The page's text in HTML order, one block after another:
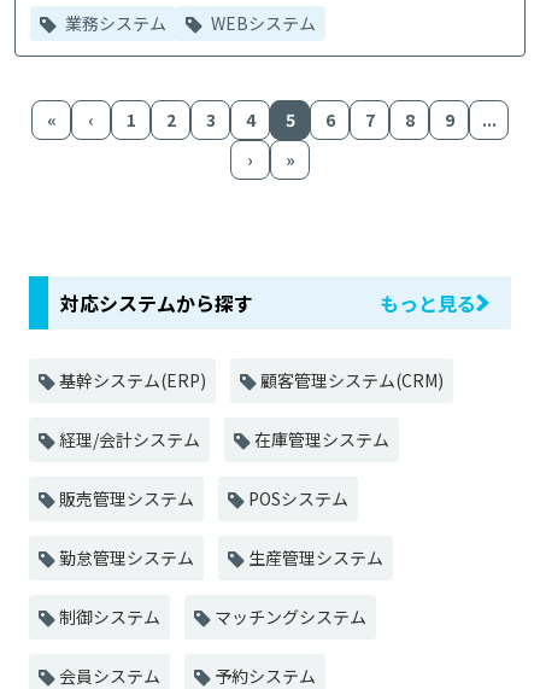
業務システム WEBシステム
« ‹ 1 2 3 4 5 6 7 8 9
...
›
»
対応システムから探す もっと見る
基幹システム(ERP) 顧客管理システム(CRM)
経理/会計システム 在庫管理システム
販売管理システム POSシステム
勤怠管理システム 生産管理システム
制御システム マッチングシステム
会員システム 予約システム